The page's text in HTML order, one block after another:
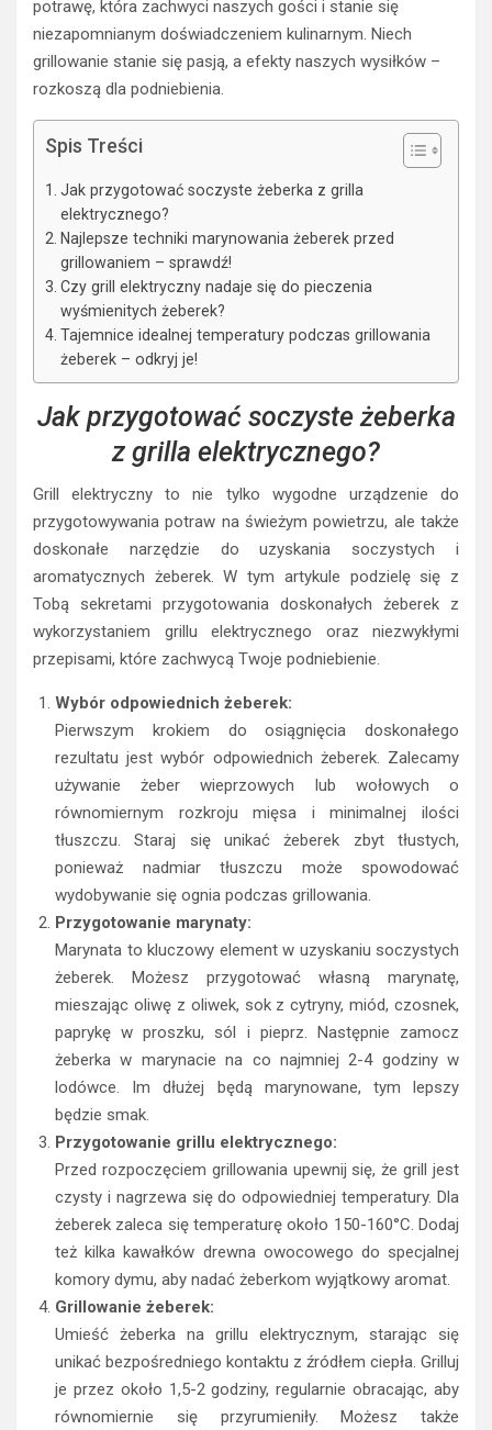
potrawę, która zachwyci naszych gości i stanie się
niezapomnianym doświadczeniem kulinarnym. Niech
grillowanie stanie się pasją, a efekty naszych wysiłków –
rozkoszą dla podniebienia.
Spis Treści
Jak przygotować soczyste żeberka z grilla
elektrycznego?
Najlepsze techniki marynowania żeberek przed
grillowaniem – sprawdź!
Czy grill elektryczny nadaje się do pieczenia
wyśmienitych żeberek?
Tajemnice idealnej temperatury podczas grillowania
żeberek – odkryj je!
Jak przygotować soczyste żeberka
z grilla elektrycznego?
Grill elektryczny to nie tylko wygodne urządzenie do
przygotowywania potraw na świeżym powietrzu, ale także
doskonałe narzędzie do uzyskania soczystych i
aromatycznych żeberek. W tym artykule podzielę się z
Tobą sekretami przygotowania doskonałych żeberek z
wykorzystaniem grillu elektrycznego oraz niezwykłymi
przepisami, które zachwycą Twoje podniebienie.
Wybór odpowiednich żeberek:
Pierwszym krokiem do osiągnięcia doskonałego
rezultatu jest wybór odpowiednich żeberek. Zalecamy
używanie żeber wieprzowych lub wołowych o
równomiernym rozkroju mięsa i minimalnej ilości
tłuszczu. Staraj się unikać żeberek zbyt tłustych,
ponieważ nadmiar tłuszczu może spowodować
wydobywanie się ognia podczas grillowania.
Przygotowanie marynaty:
Marynata to kluczowy element w uzyskaniu soczystych
żeberek. Możesz przygotować własną marynatę,
mieszając oliwę z oliwek, sok z cytryny, miód, czosnek,
paprykę w proszku, sól i pieprz. Następnie zamocz
żeberka w marynacie na co najmniej 2-4 godziny w
lodówce. Im dłużej będą marynowane, tym lepszy
będzie smak.
Przygotowanie grillu elektrycznego:
Przed rozpoczęciem grillowania upewnij się, że grill jest
czysty i nagrzewa się do odpowiedniej temperatury. Dla
żeberek zaleca się temperaturę około 150-160°C. Dodaj
też kilka kawałków drewna owocowego do specjalnej
komory dymu, aby nadać żeberkom wyjątkowy aromat.
Grillowanie żeberek:
Umieść żeberka na grillu elektrycznym, starając się
unikać bezpośredniego kontaktu z źródłem ciepła. Grilluj
je przez około 1,5-2 godziny, regularnie obracając, aby
równomiernie się przyrumieniły. Możesz także